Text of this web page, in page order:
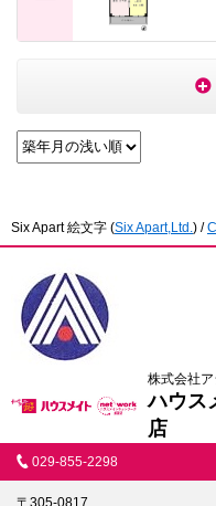
Six Apart 絵文字 (Six Apart,Ltd.) /
株式会社ア
ハウス
店
029-855-2298
〒305-0817